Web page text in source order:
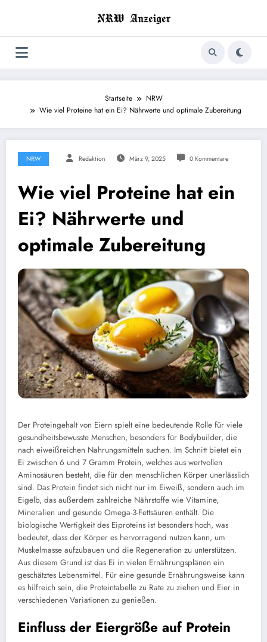
Startseite
NRW
Wie viel Proteine hat ein Ei? Nährwerte und optimale Zubereitung
NRW Redaktion März 9, 2025 0 Kommentare
Wie viel Proteine hat ein
Ei? Nährwerte und
optimale Zubereitung
Der Proteingehalt von Eiern spielt eine bedeutende Rolle für viele
gesundheitsbewusste Menschen, besonders für Bodybuilder, die
nach eiweißreichen Nahrungsmitteln suchen. Im Schnitt bietet ein
Ei zwischen 6 und 7 Gramm Protein, welches aus wertvollen
Aminosäuren besteht, die für den menschlichen Körper unerlässlich
sind. Das Protein findet sich nicht nur im Eiweiß, sondern auch im
Eigelb, das außerdem zahlreiche Nährstoffe wie Vitamine,
Mineralien und gesunde Omega-3-Fettsäuren enthält. Die
biologische Wertigkeit des Eiproteins ist besonders hoch, was
bedeutet, dass der Körper es hervorragend nutzen kann, um
Muskelmasse aufzubauen und die Regeneration zu unterstützen.
Aus diesem Grund ist das Ei in vielen Ernährungsplänen ein
geschätztes Lebensmittel. Für eine gesunde Ernährungsweise kann
es hilfreich sein, die Proteintabelle zu Rate zu ziehen und Eier in
verschiedenen Variationen zu genießen.
Einfluss der Eiergröße auf Protein